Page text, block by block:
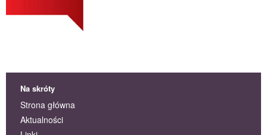
Na skróty
Strona główna
Aktualności